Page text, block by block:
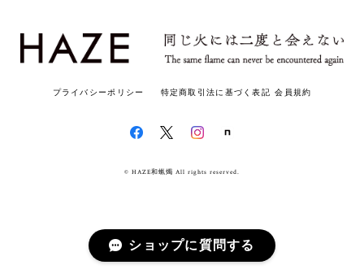
プライバシーポリシー 特定商取引法に基づく表記 会員規約
© HAZE和蝋燭 All rights reserved.
ショップに質問する